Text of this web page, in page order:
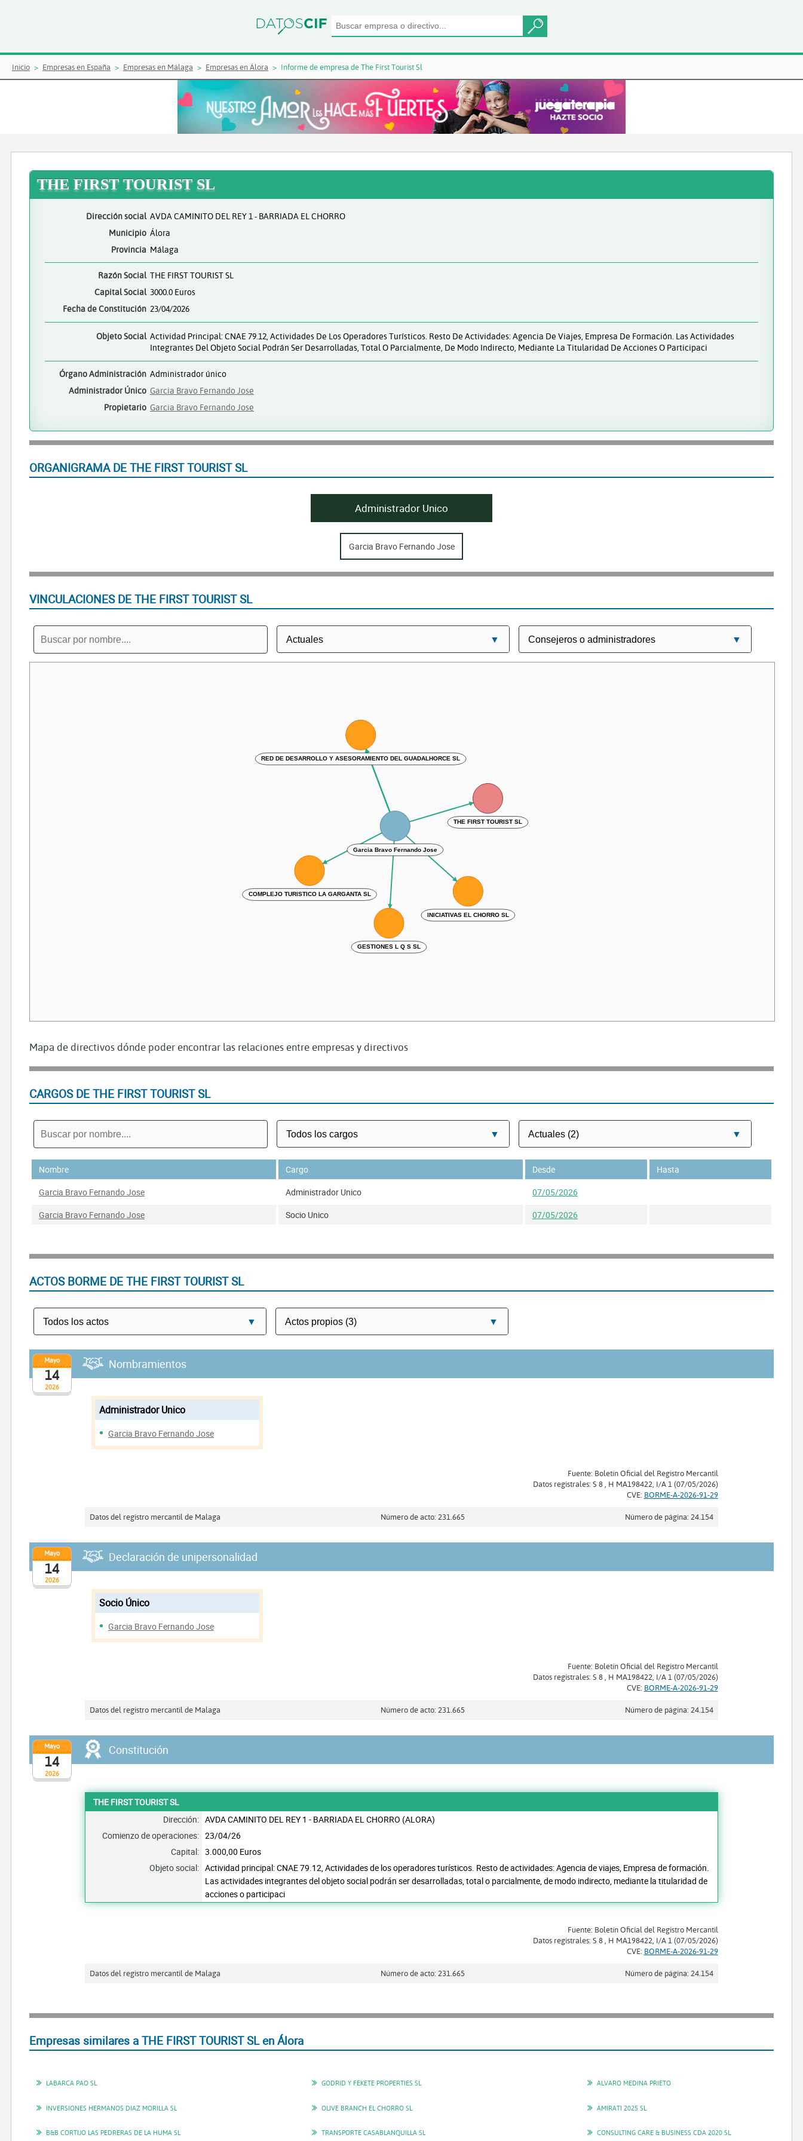
Inicio Empresas en España Empresas en Málaga Empresas en Álora Informe de empresa de The First Tourist Sl
THE FIRST TOURIST SL
Dirección social AVDA CAMINITO DEL REY 1 - BARRIADA EL CHORRO
Municipio Álora
Provincia Málaga
Razón Social THE FIRST TOURIST SL
Capital Social 3000.0 Euros
Fecha de Constitución 23/04/2026
Objeto Social Actividad Principal: CNAE 79.12, Actividades De Los Operadores Turísticos. Resto De Actividades: Agencia De Viajes, Empresa De Formación. Las Actividades
Integrantes Del Objeto Social Podrán Ser Desarrolladas, Total O Parcialmente, De Modo Indirecto, Mediante La Titularidad De Acciones O Participaci
Órgano Administración Administrador único
Administrador Único Garcia Bravo Fernando Jose
Propietario Garcia Bravo Fernando Jose
ORGANIGRAMA DE THE FIRST TOURIST SL
Administrador Unico
Garcia Bravo Fernando Jose
VINCULACIONES DE THE FIRST TOURIST SL
THE FIRST TOURIST SL
Garcia Bravo Fernando Jose
RED DE DESARROLLO Y ASESORAMIENTO DEL GUADALHORCE SL
GESTIONES L Q S SL
COMPLEJO TURISTICO LA GARGANTA SL
INICIATIVAS EL CHORRO SL
Mapa de directivos dónde poder encontrar las relaciones entre empresas y directivos
CARGOS DE THE FIRST TOURIST SL
Nombre Cargo Desde
Hasta
Garcia Bravo Fernando Jose
Administrador Unico
07/05/2026
Garcia Bravo Fernando Jose
Socio Unico 07/05/2026
ACTOS BORME DE THE FIRST TOURIST SL
2026
Mayo
14
Nombramientos
Administrador Unico
Garcia Bravo Fernando Jose
Fuente: Boletín Oficial del Registro Mercantil
Datos registrales: S 8 , H MA198422, I/A 1 (07/05/2026)
CVE: BORME-A-2026-91-29
Datos del registro mercantil de Malaga Número de acto: 231.665 Número de página: 24.154
2026
Mayo
14
Declaración de unipersonalidad
Socio Único
Garcia Bravo Fernando Jose
Fuente: Boletín Oficial del Registro Mercantil
Datos registrales: S 8 , H MA198422, I/A 1 (07/05/2026)
CVE: BORME-A-2026-91-29
Datos del registro mercantil de Malaga Número de acto: 231.665 Número de página: 24.154
2026
Mayo
14
Constitución
THE FIRST TOURIST SL
Dirección: AVDA CAMINITO DEL REY 1 - BARRIADA EL CHORRO (ALORA)
Comienzo de operaciones: 23/04/26
Capital: 3.000,00 Euros
Objeto social: Actividad principal: CNAE 79.12, Actividades de los operadores turísticos. Resto de actividades: Agencia de viajes, Empresa de formación.
Las actividades integrantes del objeto social podrán ser desarrolladas, total o parcialmente, de modo indirecto, mediante la titularidad de
acciones o participaci
Fuente: Boletín Oficial del Registro Mercantil
Datos registrales: S 8 , H MA198422, I/A 1 (07/05/2026)
CVE: BORME-A-2026-91-29
Datos del registro mercantil de Malaga Número de acto: 231.665 Número de página: 24.154
Empresas similares a THE FIRST TOURIST SL en Álora
LABARCA PAO SL GODRID Y FEKETE PROPERTIES SL ALVARO MEDINA PRIETO
INVERSIONES HERMANOS DIAZ MORILLA SL OLIVE BRANCH EL CHORRO SL AMIRATI 2025 SL
B&B CORTIJO LAS PEDRERAS DE LA HUMA SL TRANSPORTE CASABLANQUILLA SL CONSULTING CARE & BUSINESS CDA 2020 SL